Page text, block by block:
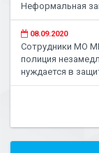
Неформальная
08.09.2020
Сотрудники МО
полиция
нуждается в